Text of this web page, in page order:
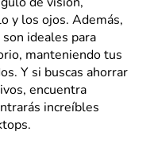
de visión,
y los ojos. Además,
ideales para
manteniendo tus
Y si buscas ahorrar
encuentra
increíbles